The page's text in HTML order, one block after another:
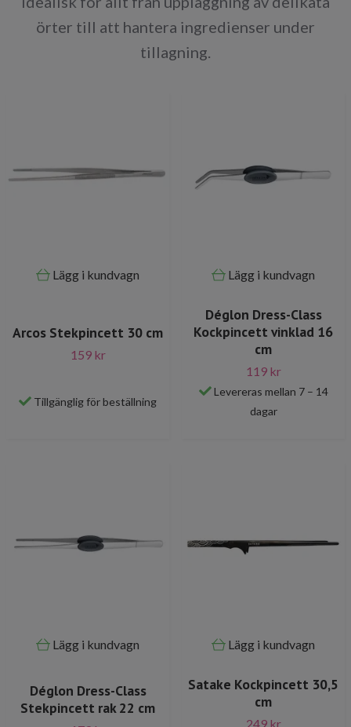
örter till att hantera ingredienser under
tillagning.
Lägg i kundvagn
Arcos Stekpincett 30 cm
159 kr
Tillgänglig för beställning
Lägg i kundvagn
Déglon Dress-Class
Kockpincett vinklad 16
cm
119 kr
Levereras mellan 7 – 14
dagar
Lägg i kundvagn
Déglon Dress-Class
Stekpincett rak 22 cm
Lägg i kundvagn
Satake Kockpincett 30,5
cm
249 kr